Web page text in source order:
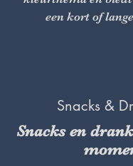
een kort of
Snacks &
Snacks en